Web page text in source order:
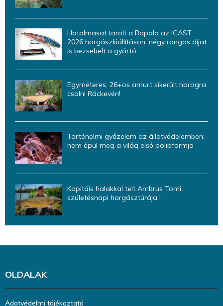
Hatalmasat tarolt a Rapala az ICAST
2026 horgászkiállításon: négy rangos díjat
is bezsebelt a gyártó
Egyméteres, 26+os amurt sikerült horogra
csalni Ráckevén!
Történelmi győzelem az állatvédelemben:
nem épül meg a világ első polipfarmja
Kapitáis halakkal telt Ambrus Tomi
születésnapi horgásztúrája !
OLDALAK
Adatvédelmi tájékoztató